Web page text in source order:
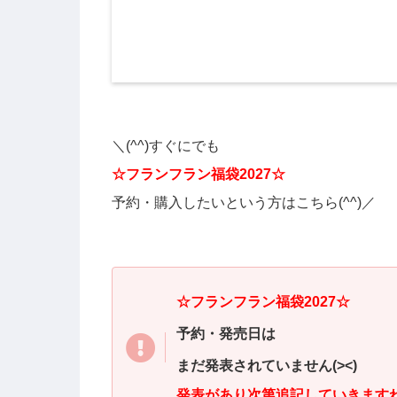
＼(^^)すぐにでも
☆フランフラン福袋2027☆
予約・ 購入 したいと いう方はこち ら(^^)／
☆フランフラン福袋2027☆
予約・発売日は
まだ発表されていません(><)